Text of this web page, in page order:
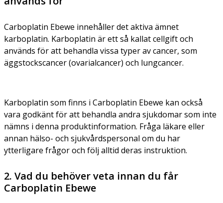
Carboplatin Ebewe innehåller det aktiva ämnet
karboplatin. Karboplatin är ett så kallat cellgift och
används för att behandla vissa typer av cancer, som
äggstockscancer (ovarialcancer) och lungcancer.
Karboplatin som finns i Carboplatin Ebewe kan också
vara godkänt för att behandla andra sjukdomar som inte
nämns i denna produktinformation. Fråga läkare eller
annan hälso- och sjukvårdspersonal om du har
ytterligare frågor och följ alltid deras instruktion.
2. Vad du behöver veta innan du får
Carboplatin Ebewe